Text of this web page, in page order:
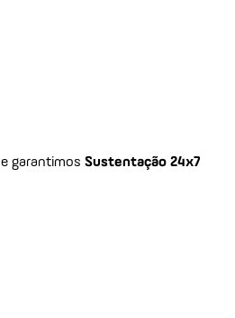
e garantimos Sustentação 24x7